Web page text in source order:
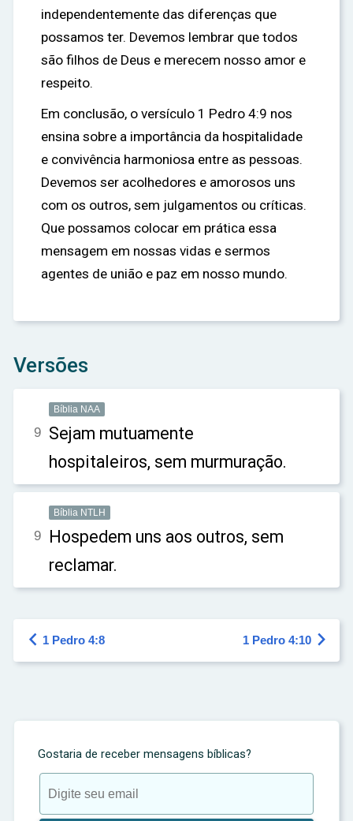
independentemente das diferenças que
possamos ter. Devemos lembrar que todos
são filhos de Deus e merecem nosso amor e
respeito.
Em conclusão, o versículo 1 Pedro 4:9 nos
ensina sobre a importância da hospitalidade
e convivência harmoniosa entre as pessoas.
Devemos ser acolhedores e amorosos uns
com os outros, sem julgamentos ou críticas.
Que possamos colocar em prática essa
mensagem em nossas vidas e sermos
agentes de união e paz em nosso mundo.
Versões
Bíblia NAA
9 Sejam mutuamente
hospitaleiros, sem murmuração.
Bíblia NTLH
9 Hospedem uns aos outros, sem
reclamar.
 1 Pedro 4:8 1 Pedro 4:10 
Gostaria de receber mensagens bíblicas?